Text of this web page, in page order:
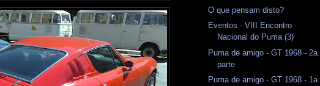
O que pensam disto?
Eventos - VIII Encontro
Nacional do Puma (3)
Puma de amigo - GT 1968 - 2a.
parte
Puma de amigo - GT 1968 - 1a.